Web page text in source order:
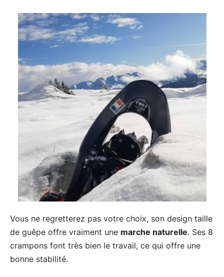
Vous ne regretterez pas votre choix, son design taille
de guêpe offre vraiment une marche naturelle. Ses 8
crampons font très bien le travail, ce qui offre une
bonne stabilité.